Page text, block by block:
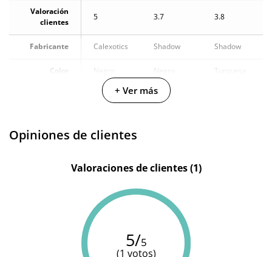
Valoración
clientes
5 3.7 3.8
Fabricante Calexotics Shadow Shadow
Color Negro Negro Turquesa
+ Ver más
Opiniones de clientes
Valoraciones de clientes (1)
5/5
(1 votos)